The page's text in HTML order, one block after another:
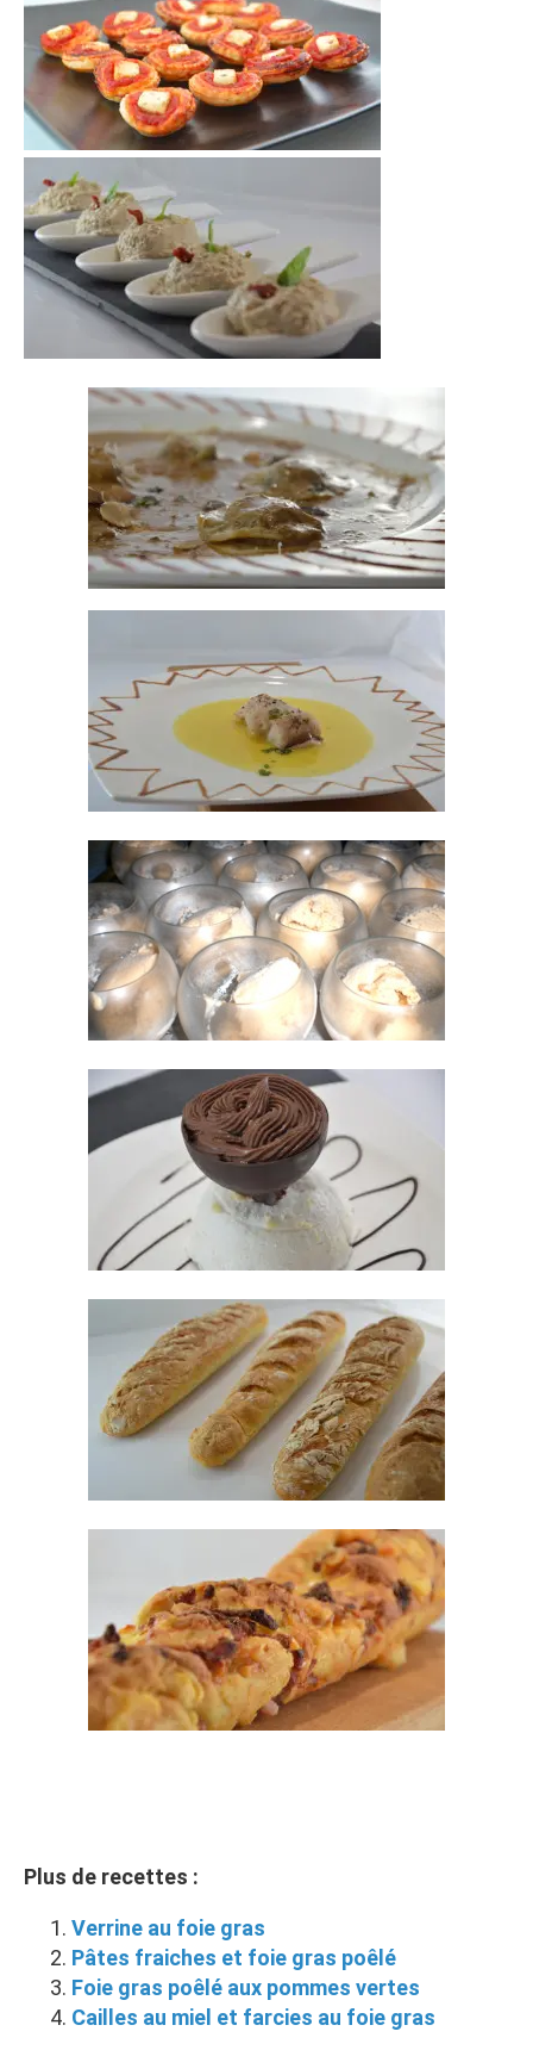
Plus de recettes :
Verrine au foie gras
Pâtes fraiches et foie gras poêlé
Foie gras poêlé aux pommes vertes
Cailles au miel et farcies au foie gras